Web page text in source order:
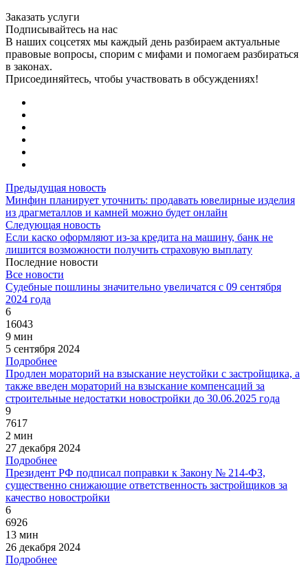
Заказать услуги
Подписывайтесь на нас
В наших соцсетях мы каждый день разбираем актуальные
правовые вопросы, спорим с мифами и помогаем разбираться
в законах.
Присоединяйтесь, чтобы участвовать в обсуждениях!
Предыдущая новость
Минфин планирует уточнить: продавать ювелирные изделия
из драгметаллов и камней можно будет онлайн
Следующая новость
Если каско оформляют из-за кредита на машину, банк не
лишится возможности получить страховую выплату
Последние новости
Все новости
Судебные пошлины значительно увеличатся с 09 сентября
2024 года
6
16043
9 мин
5 сентября 2024
Подробнее
Продлен мораторий на взыскание неустойки с застройщика, а
также введен мораторий на взыскание компенсаций за
строительные недостатки новостройки до 30.06.2025 года
9
7617
2 мин
27 декабря 2024
Подробнее
Президент РФ подписал поправки к Закону № 214-ФЗ,
существенно снижающие ответственность застройщиков за
качество новостройки
6
6926
13 мин
26 декабря 2024
Подробнее